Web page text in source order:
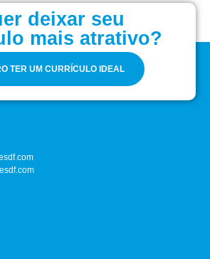
deixar seu
mais atrativo?
TER UM CURRÍCULO IDEAL